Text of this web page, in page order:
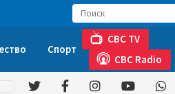
Спорт
CBC TV
CBC Radio